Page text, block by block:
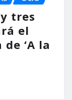
tres
el
‘A la